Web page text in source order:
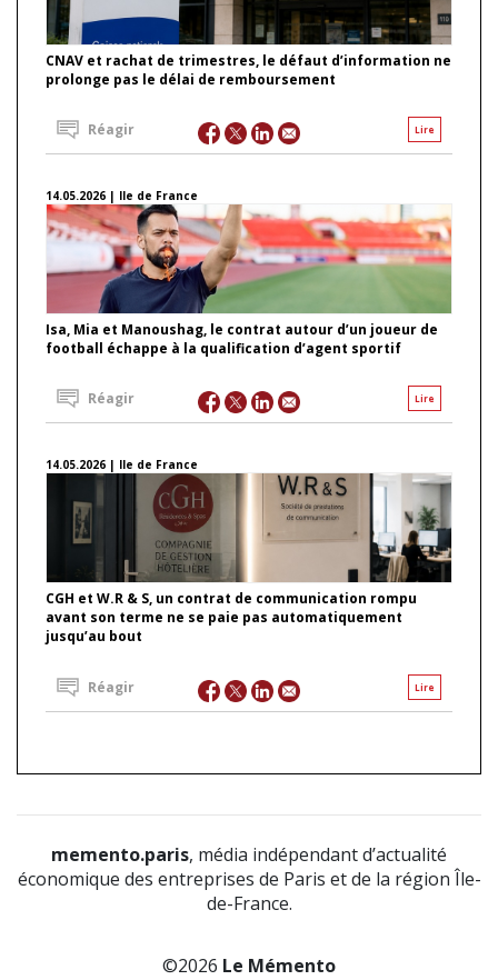
CNAV et rachat de trimestres, le défaut d’information ne
prolonge pas le délai de remboursement
Lire
Réagir
14.05.2026 | Ile de France
Isa, Mia et Manoushag, le contrat autour d’un joueur de
football échappe à la qualification d’agent sportif
Lire
Réagir
14.05.2026 | Ile de France
CGH et W.R & S, un contrat de communication rompu
avant son terme ne se paie pas automatiquement
jusqu’au bout
Lire
Réagir
memento.paris, média indépendant d’actualité
économique des entreprises de Paris et de la région Île-
de-France.
©2026 Le Mémento